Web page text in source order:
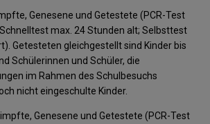
Genesene und Getestete (PCR-Test
max. 24 Stunden alt; Selbsttest
Getesteten gleichgestellt sind Kinder bis
Schülerinnen und Schüler, die
im Rahmen des Schulbesuchs
nicht eingeschulte Kinder.
Genesene und Getestete (PCR-Test